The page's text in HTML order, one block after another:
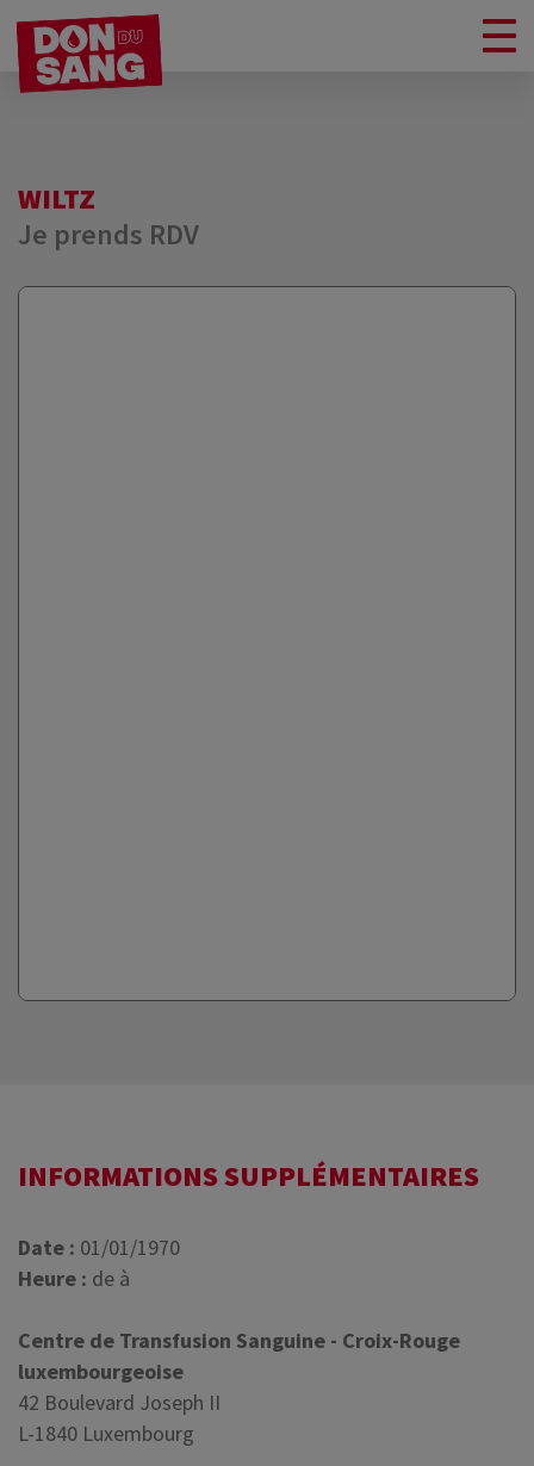
WILTZ
Je prends RDV
INFORMATIONS SUPPLÉMENTAIRES
Date : 01/01/1970
Heure : de à
Centre de Transfusion Sanguine - Croix-Rouge
luxembourgeoise
42 Boulevard Joseph II
L-1840 Luxembourg